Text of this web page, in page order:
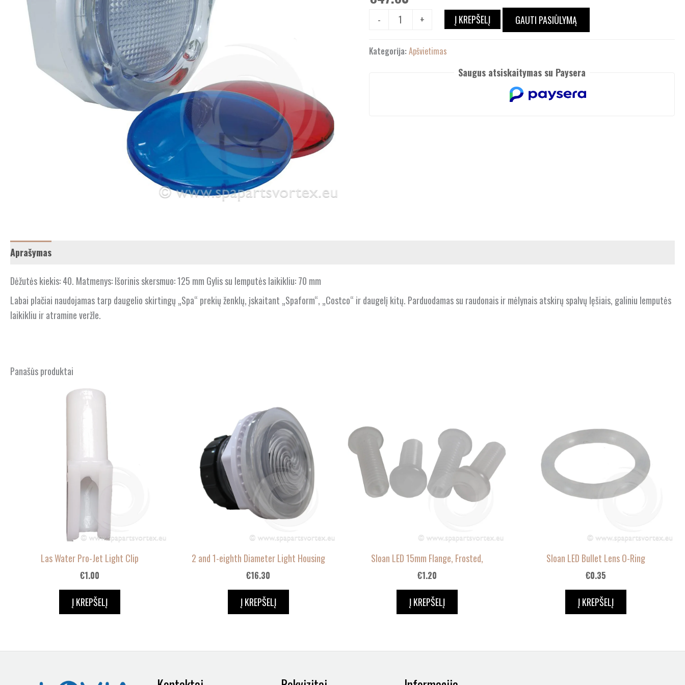
- + Į KREPŠELĮ GAUTI PASIŪLYMĄ
Kategorija:Apšvietimas
Saugus atsiskaitymas su Paysera
Aprašymas
Dėžutės kiekis: 40. Matmenys: Išorinis skersmuo: 125 mm Gylis su lemputės laikikliu: 70 mm
Labai plačiai naudojamas tarp daugelio skirtingų „Spa“ prekių ženklų, įskaitant „Spaform“, „Costco“ ir daugelį kitų. Parduodamas su raudonais ir mėlynais atskirų spalvų lęšiais, galiniu lemputės
laikikliu ir atramine veržle.
Panašūs produktai
Las Water Pro-Jet Light Clip
€1.00
Į KREPŠELĮ
2 and 1-eighth Diameter Light Housing
€16.30
Į KREPŠELĮ
Sloan LED 15mm Flange, Frosted,
€1.20
Į KREPŠELĮ
Sloan LED Bullet Lens O-Ring
€0.35
Į KREPŠELĮ